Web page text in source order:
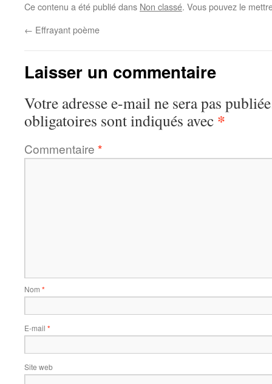
Ce contenu a été publié dans Non classé. Vous pouvez le
← Effrayant poème
Laisser un commentaire
Votre adresse e-mail ne sera pas
obligatoires sont indiqués avec *
Commentaire *
Nom *
E-mail *
Site web